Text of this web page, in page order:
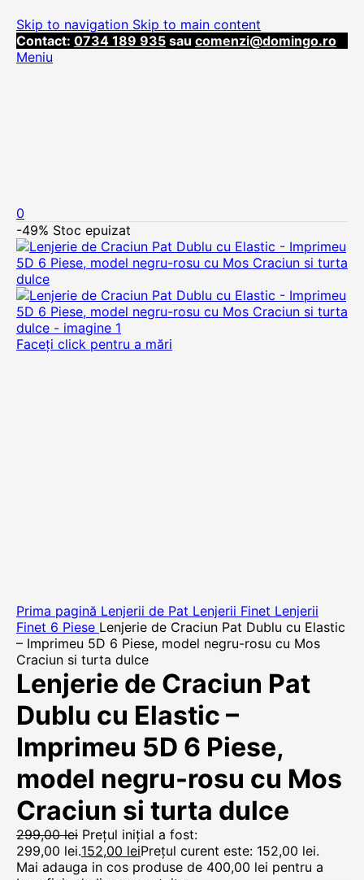
Skip to navigation Skip to main content
Contact: 0734 189 935 sau comenzi@domingo.ro
Meniu
0
-49% Stoc epuizat
Faceți click pentru a mări
Prima pagină Lenjerii de Pat Lenjerii Finet Lenjerii
Finet 6 Piese Lenjerie de Craciun Pat Dublu cu Elastic
– Imprimeu 5D 6 Piese, model negru-rosu cu Mos
Craciun si turta dulce
Lenjerie de Craciun Pat
Dublu cu Elastic –
Imprimeu 5D 6 Piese,
model negru-rosu cu Mos
Craciun si turta dulce
299,00lei Prețul inițial a fost:
299,00 lei.152,00 leiPrețul curent este: 152,00 lei.
Mai adauga in cos produse de 400,00 lei pentru a